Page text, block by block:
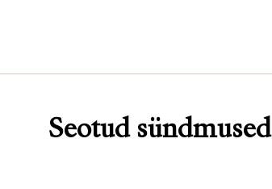
Seotud sündmused